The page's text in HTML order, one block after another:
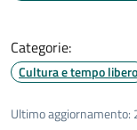
Categorie:
Cultura e tempo libero
Ultimo aggiornamento: